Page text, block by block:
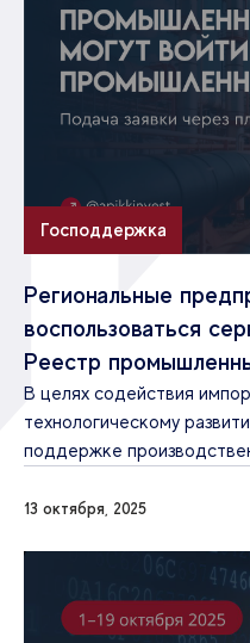
Господдержка
Региональные
воспользоваться
Реестр
В целях содействия
технологическому
поддержке
13 октября, 2025